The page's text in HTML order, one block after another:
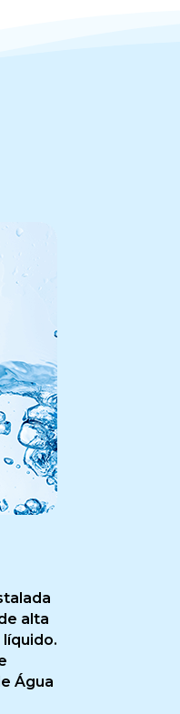
alta
Água